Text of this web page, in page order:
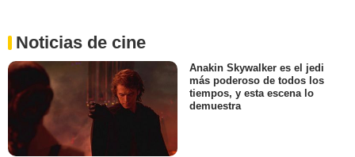
Noticias de cine
Anakin Skywalker es el jedi
más poderoso de todos los
tiempos, y esta escena lo
demuestra